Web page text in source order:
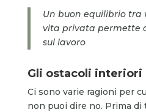
Un buon equilibrio tra
vita privata permette
sul lavoro
Gli ostacoli interiori
Ci sono varie ragioni per
non puoi dire no. Prima